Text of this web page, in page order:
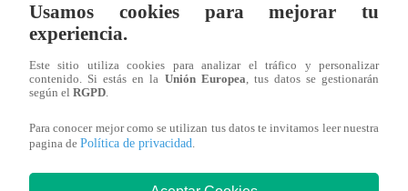
¿Por qué Nelly Rossinelli se volvió viral
antes de Navidad?
Nelly
También te puede
Usamos cookies para mejorar tu
experiencia.
Este sitio utiliza cookies para analizar el tráfico y personalizar
contenido. Si estás en la Unión Europea, tus datos se gestionarán
según el RGPD.
Para conocer mejor como se utilizan tus datos te invitamos leer nuestra
pagina de Política de privacidad.